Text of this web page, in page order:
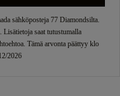
sähköposteja 77 Diamondsilta.
saat tutustumalla
Tämä arvonta päättyy klo
2026